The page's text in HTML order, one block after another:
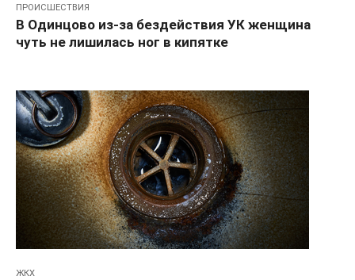
ПРОИСШЕСТВИЯ
В Одинцово из-за бездействия УК женщина
чуть не лишилась ног в кипятке
ЖКХ